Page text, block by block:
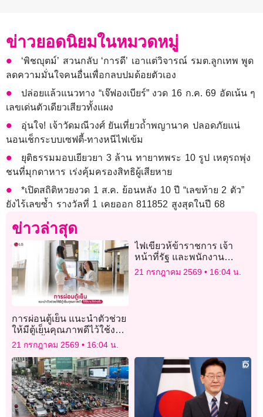
ข่าวยอดนิยมในหมวดหมู่
‘พิชญุตม์’ สวนกลับ ‘การดี’ เอาแต่วิจารณ์ รมต.ลูกเทพ พูด
ลดความมั่นใจคนอื่นเพื่อกลบปมด้อยตัวเอง
ปล่อยแล้วแนวทาง “เจ๊ฟองเบียร์” งวด 16 ก.ค. 69 อัดเน้น ๆ
เลขเด่นตัวเดียวเสียวทั้งแผง
อุ่นใจ! เจ้าวัดมณีวงศ์ ยันเที่ยวถ้ำพญานาค ปลอดภัยแน่
นอนเช็กระบบเซฟตี้-ทางหนีไฟเข้ม
ยุติธรรมมอบเยียวยา 3 ล้าน ทายาทพระ 10 รูป เหตุรถพุ่ง
ชนที่มุกดาหาร เร่งคุ้มครองสิทธิผู้เสียหาย
*เปิดสถิติหวยงวด 1 ส.ค. ย้อนหลัง 10 ปี “เลขท้าย 2 ตัว”
ยังไร้เลขซ้ำ รางวัลที่ 1 เคยออก 811852 สูงสุดในปี 68
ข่าวล่าสุด
การผ่อนตู้เย็น แนะนำตัวช่วย
ให้มีตู้เย็นคุณภาพดีไว้ใช้งาน
ได้ง่ายขึ้น
21 กรกฎาคม 2569 16:04 น.
ไฟเขียวห้ข้าราชการ เจ้า
หน้าที่รัฐ และพนักงาน
รัฐวิสาหกิจ ลาเข้า
ร่วม’โครงการอุปสมบท’อุทิศ
21 กรกฎาคม 2569 16:04 น.